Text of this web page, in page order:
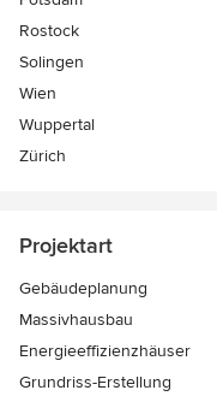
Rostock
Solingen
Wien
Wuppertal
Zürich
Projektart
Gebäudeplanung
Massivhausbau
Energieeffizienzhäuser
Grundriss-Erstellung